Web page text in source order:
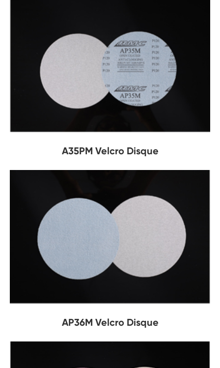
A35PM Velcro Disque
AP36M Velcro Disque